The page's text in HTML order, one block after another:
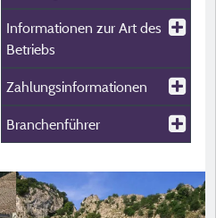
Informationen zur Art des
Betriebs
Zahlungsinformationen
Branchenführer